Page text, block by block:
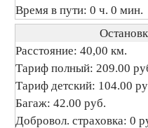
Время в пути: 0 ч. 0 мин.
Расстояние: 40,00 км.
Тариф полный: 209.00
Тариф детский: 104.00
Багаж: 42.00 руб.
Добровол. страховка: 0